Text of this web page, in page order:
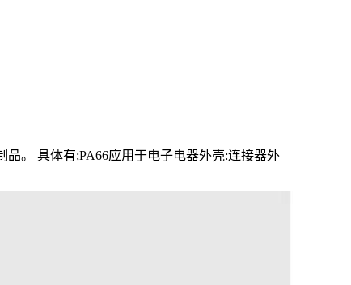
。 具体有;PA66应用于电子电器外壳:连接器外